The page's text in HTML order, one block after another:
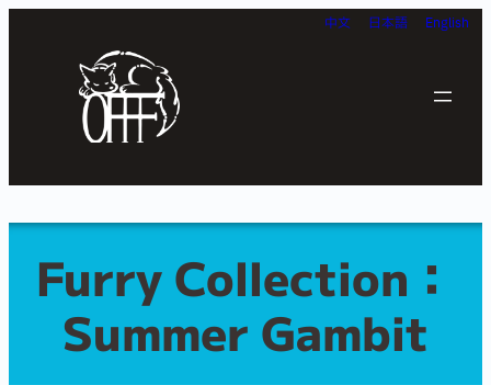
English
日本語
中文
Furry Collection：
Summer Gambit